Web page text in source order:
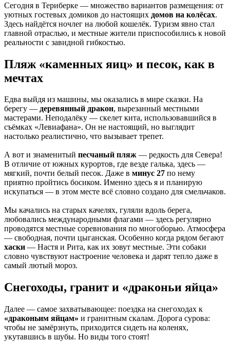
Сегодня в Териберке — множество вариантов размещения: от
уютных гостевых домиков до настоящих домов на колёсах.
Здесь найдётся ночлег на любой кошелёк. Туризм явно стал
главной отраслью, и местные жители приспособились к новой
реальности с завидной гибкостью.
Пляж «каменных яиц» и песок, как в
мечтах
Едва выйдя из машины, мы оказались в мире сказки. На
берегу — деревянный дракон, вырезанный местными
мастерами. Неподалёку — скелет кита, использовавшийся в
съёмках «Левиафана». Он не настоящий, но выглядит
настолько реалистично, что вызывает трепет.
А вот и знаменитый песчаный пляж — редкость для Севера!
В отличие от южных курортов, где везде галька, здесь —
мягкий, почти белый песок. Даже в минус 27 по нему
приятно пройтись босиком. Именно здесь я и планирую
искупаться — в этом месте всё словно создано для смельчаков.
Мы качались на старых качелях, гуляли вдоль берега,
любовались международными флагами — здесь регулярно
проводятся местные соревнования по многоборью. Атмосфера
— свободная, почти цыганская. Особенно когда рядом бегают
хаски — Настя и Рита, как их зовут местные. Эти собаки
словно чувствуют настроение человека и дарят тепло даже в
самый лютый мороз.
Снегоходы, гранит и «драконьи яйца»
Далее — самое захватывающее: поездка на снегоходах к
«драконьим яйцам» и гранитным скалам. Дорога сурова:
чтобы не замёрзнуть, приходится сидеть на коленях,
укутавшись в шубы. Но виды того стоят!